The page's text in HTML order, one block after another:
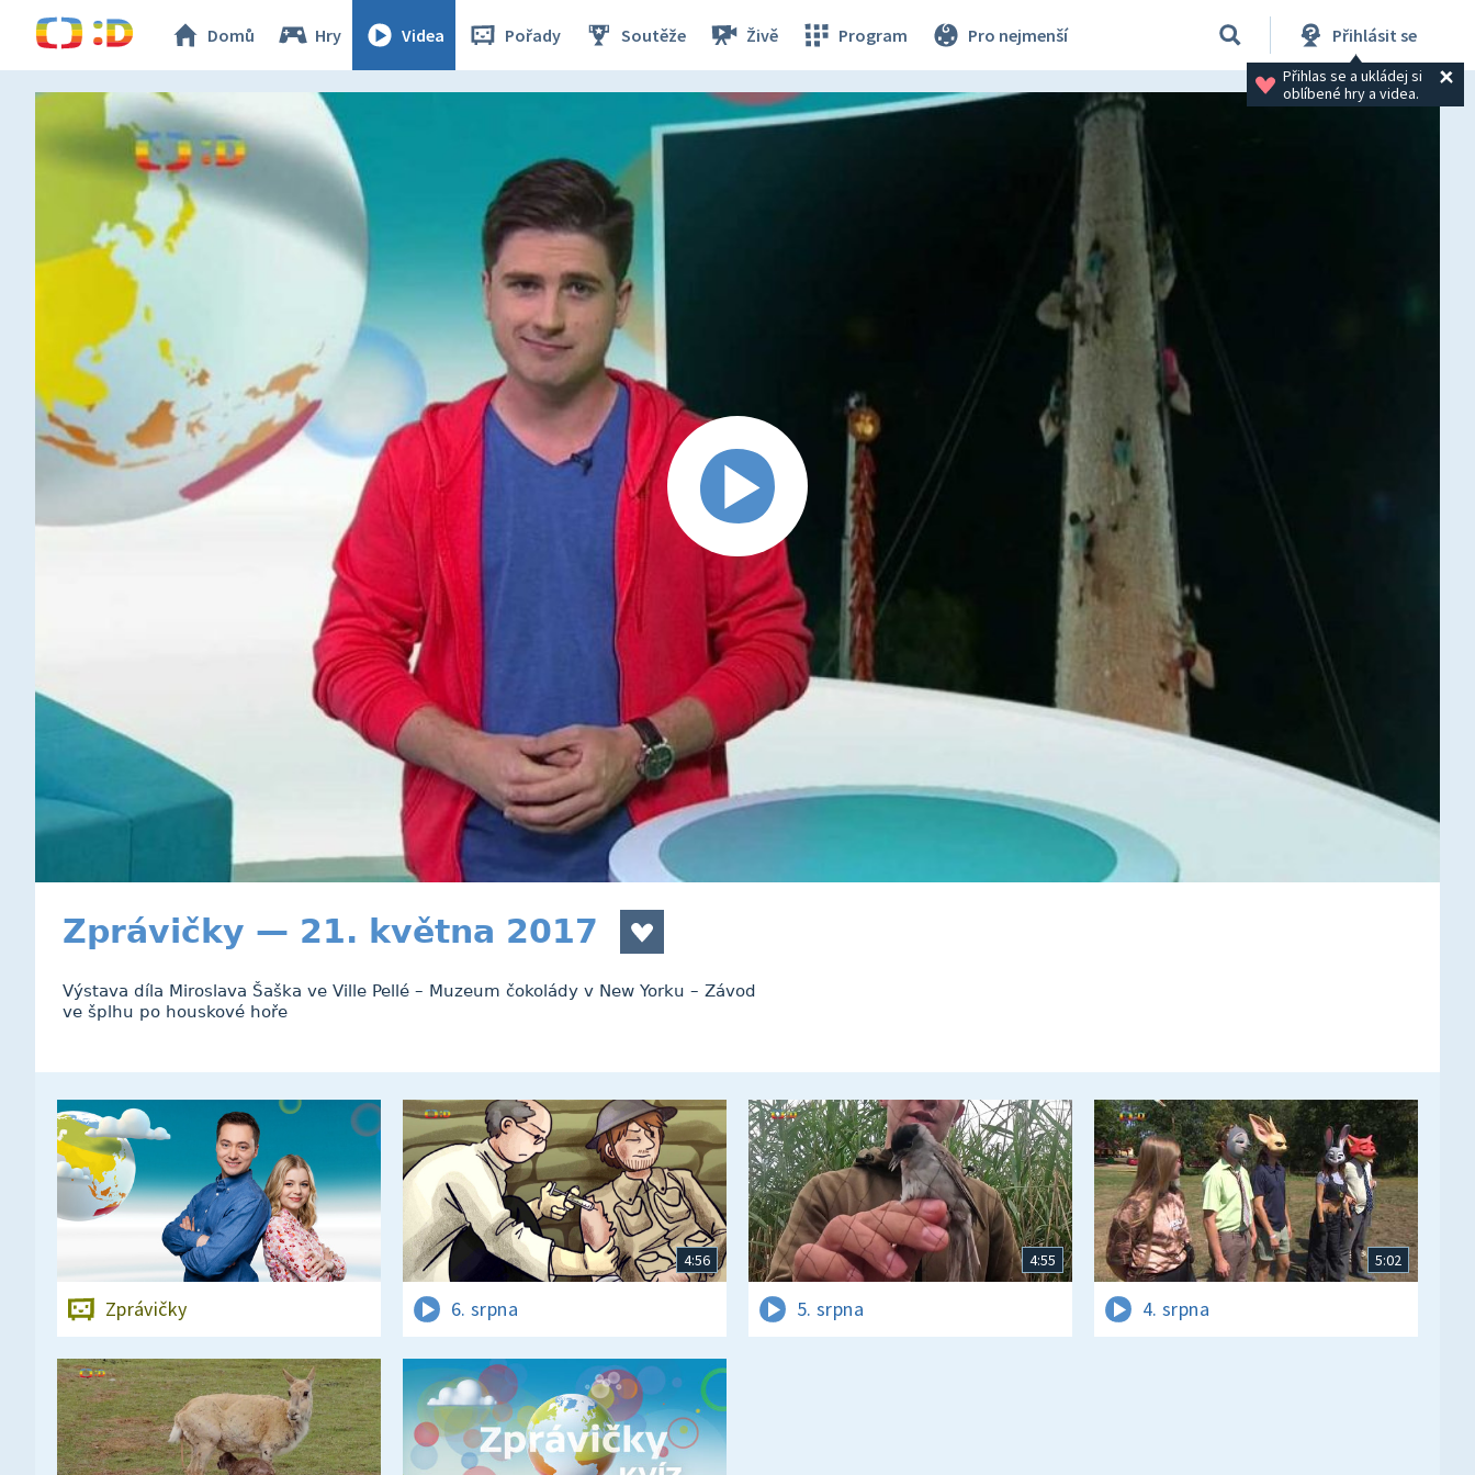
Domů Hry Videa Pořady Soutěže Živě Program Pro nejmenší Přihlásit se
Přihlas se a ukládej si
oblíbené hry a videa.
Zprávičky — 21. května 2017
Výstava díla Miroslava Šaška ve Ville Pellé – Muzeum čokolády v New Yorku – Závod
ve šplhu po houskové hoře
Zprávičky
4:56
6. srpna
4:55
5. srpna
5:02
4. srpna